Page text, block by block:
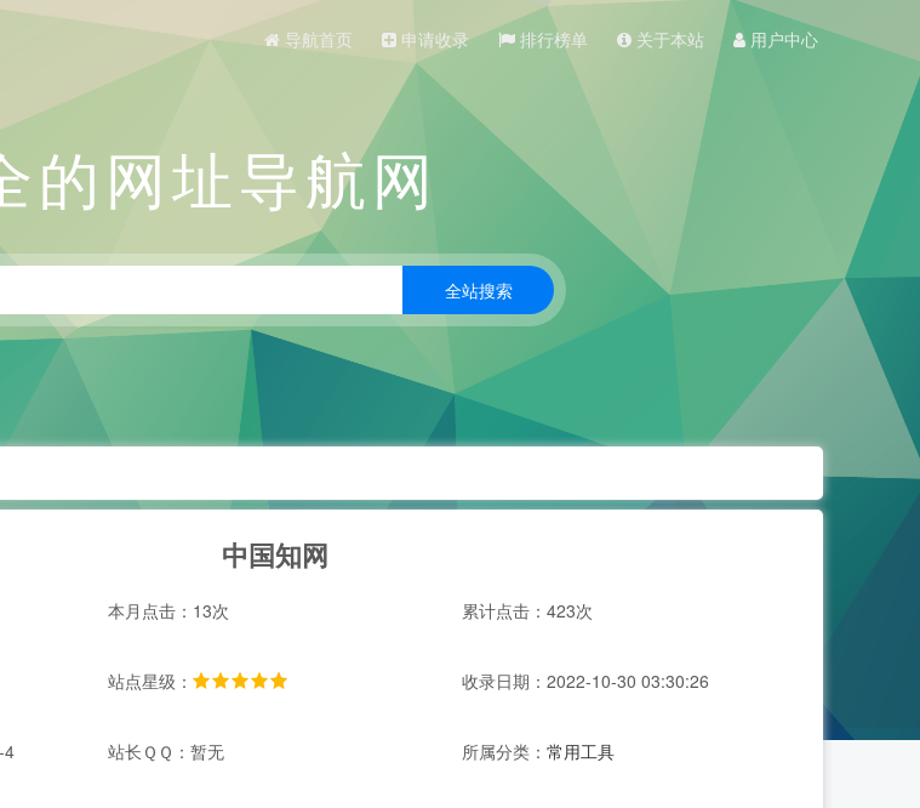
导航首页 申请收录 排行榜单 关于本站 用户中心
的网址导航网
中国知网
本月点击：13次 累计点击：423次
站点星级： 收录日期：2022-10-30 03:30:26
4 站长ＱＱ：暂无 所属分类：常用工具